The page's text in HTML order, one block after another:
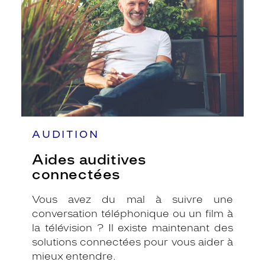
AUDITION
Aides auditives
connectées
Vous avez du mal à suivre une
conversation téléphonique ou un film à
la télévision ? Il existe maintenant des
solutions connectées pour vous aider à
mieux entendre.